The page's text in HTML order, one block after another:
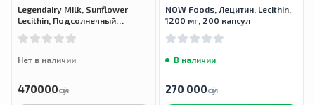
Legendairy Milk, Sunflower
Lecithin, Подсолнечный
лецитин, 1200 мг, 200 гелевых
капсул
Нет в наличии
470000сӯм
NOW Foods, Лецитин, Lecithin,
1200 мг, 200 капсул
В наличии
270 000сӯм